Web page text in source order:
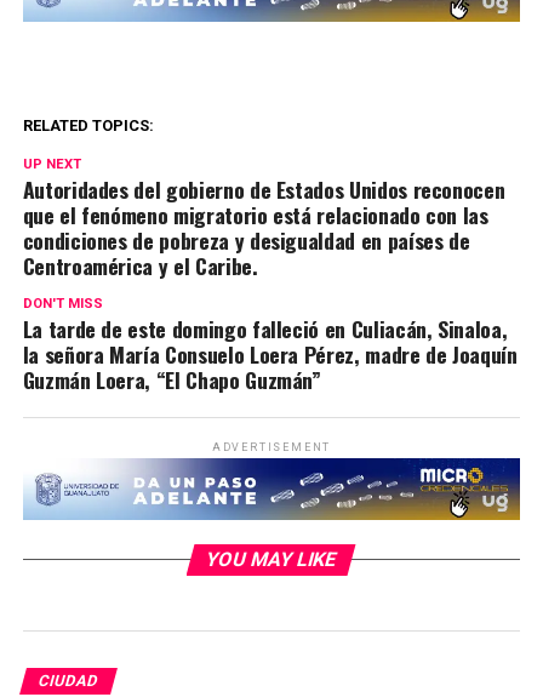
RELATED TOPICS:
UP NEXT
Autoridades del gobierno de Estados Unidos reconocen
que el fenómeno migratorio está relacionado con las
condiciones de pobreza y desigualdad en países de
Centroamérica y el Caribe.
DON'T MISS
La tarde de este domingo falleció en Culiacán, Sinaloa,
la señora María Consuelo Loera Pérez, madre de Joaquín
Guzmán Loera, “El Chapo Guzmán”
ADVERTISEMENT
YOU MAY LIKE
CIUDAD